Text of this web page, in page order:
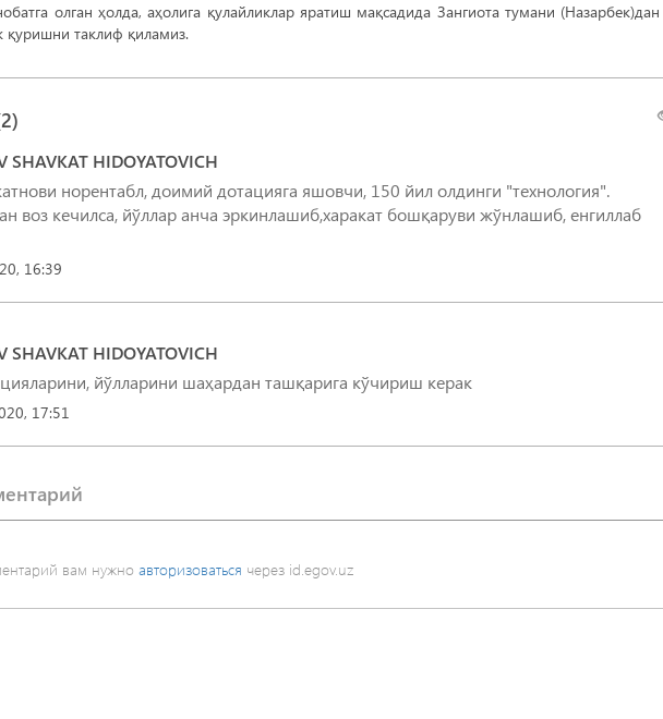
олган ҳолда, аҳолига қулайликлар яратиш мақсадида Зангиота тумани (Назарбек)дан
қуришни таклиф қиламиз.
2)
SHAVKAT HIDOYATOVICH
норентабл, доимий дотацияга яшовчи, 150 йил олдинги "технология".
воз кечилса, йўллар анча эркинлашиб,харакат бошқаруви жўнлашиб, енгиллаб
16:39
SHAVKAT HIDOYATOVICH
йўлларини шаҳардан ташқарига кўчириш керак
17:51
вам нужно авторизоваться через id.egov.uz